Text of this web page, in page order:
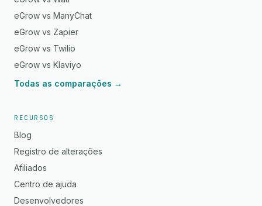
eGrow vs ManyChat
eGrow vs Zapier
eGrow vs Twilio
eGrow vs Klaviyo
Todas as comparações →
RECURSOS
Blog
Registro de alterações
Afiliados
Centro de ajuda
Desenvolvedores